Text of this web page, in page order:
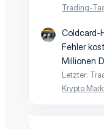
Trading-
Coldcard-
Fehler
Millionen
Letzter:
Krypto